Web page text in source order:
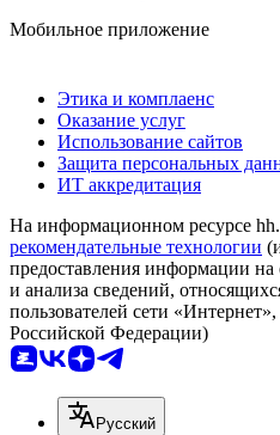
Мобильное приложение
Этика и комплаенс
Оказание услуг
Использование сайтов
Защита персональных
ИТ аккредитация
На информационном ресурсе
рекомендательные технологии
предоставления информации на
и анализа сведений,
пользователей сети
Российской Федерации)
Русский